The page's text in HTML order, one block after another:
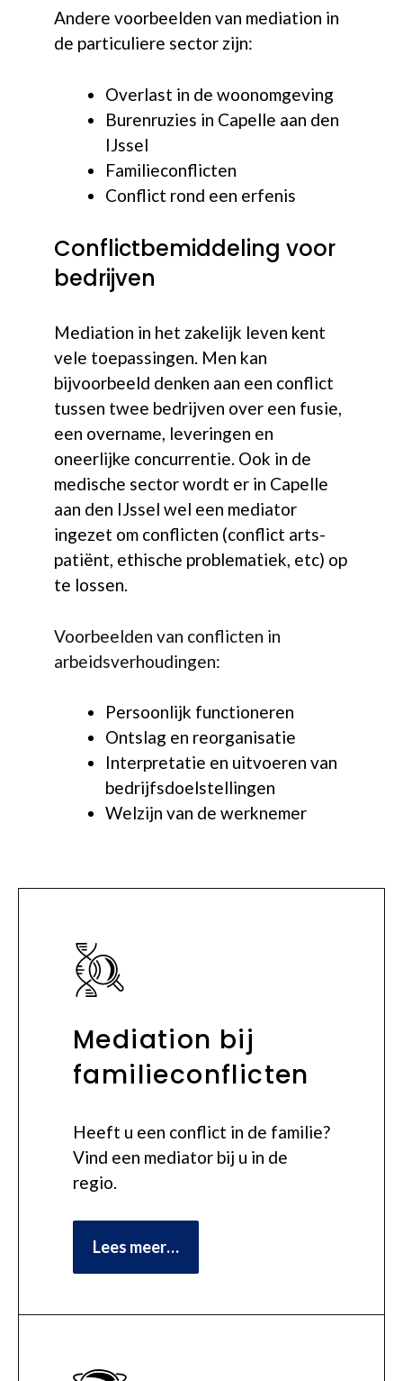
Andere voorbeelden van mediation in
de particuliere sector zijn:
Overlast in de woonomgeving
Burenruzies in Capelle aan den
IJssel
Familieconflicten
Conflict rond een erfenis
Conflictbemiddeling voor
bedrijven
Mediation in het zakelijk leven kent
vele toepassingen. Men kan
bijvoorbeeld denken aan een conflict
tussen twee bedrijven over een fusie,
een overname, leveringen en
oneerlijke concurrentie. Ook in de
medische sector wordt er in Capelle
aan den IJssel wel een mediator
ingezet om conflicten (conflict arts-
patiënt, ethische problematiek, etc) op
te lossen.
Voorbeelden van conflicten in
arbeidsverhoudingen:
Persoonlijk functioneren
Ontslag en reorganisatie
Interpretatie en uitvoeren van
bedrijfsdoelstellingen
Welzijn van de werknemer
Mediation bij
familieconflicten
Heeft u een conflict in de familie?
Vind een mediator bij u in de
regio.
Lees meer…